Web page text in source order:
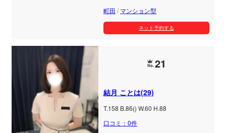
町田 /マンション型
ネット予約する
21
結月 ことは(29)
T.158 B.86() W.60 H.88
口コミ：0件